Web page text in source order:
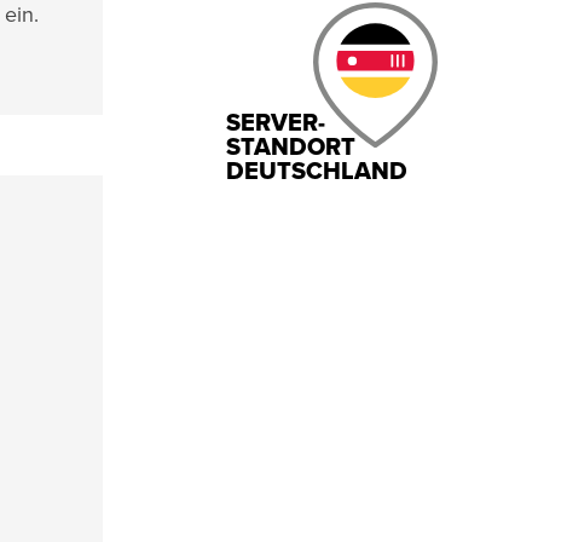
ein.
SERVER-
STANDORT
DEUTSCHLAND